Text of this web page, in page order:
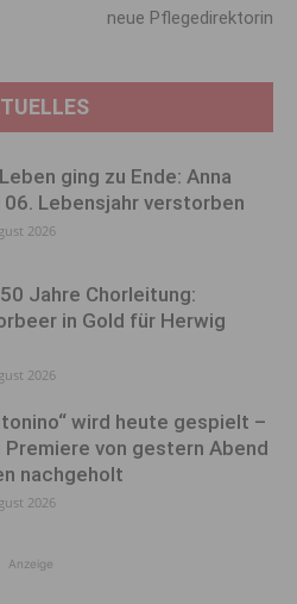
neue Pflegedirektorin
ging zu Ende: Anna
Lebensjahr verstorben
2026
Jahre Chorleitung:
in Gold für Herwig
2026
wird heute gespielt –
von gestern Abend
nachgeholt
2026
Anzeige